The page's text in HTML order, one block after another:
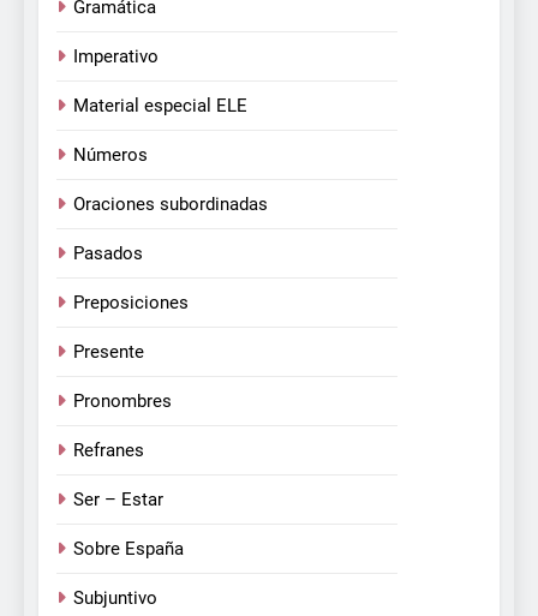
Gramática
Imperativo
Material especial ELE
Números
Oraciones subordinadas
Pasados
Preposiciones
Presente
Pronombres
Refranes
Ser – Estar
Sobre España
Subjuntivo